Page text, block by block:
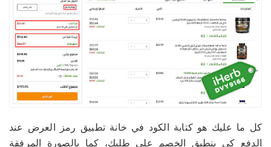
كل ما عليك هو كتابة الكود في خانة تطبيق رمز العرض عند
الدفع كي ينطبق الخصم على طلبك، كما بالصورة المرفقة